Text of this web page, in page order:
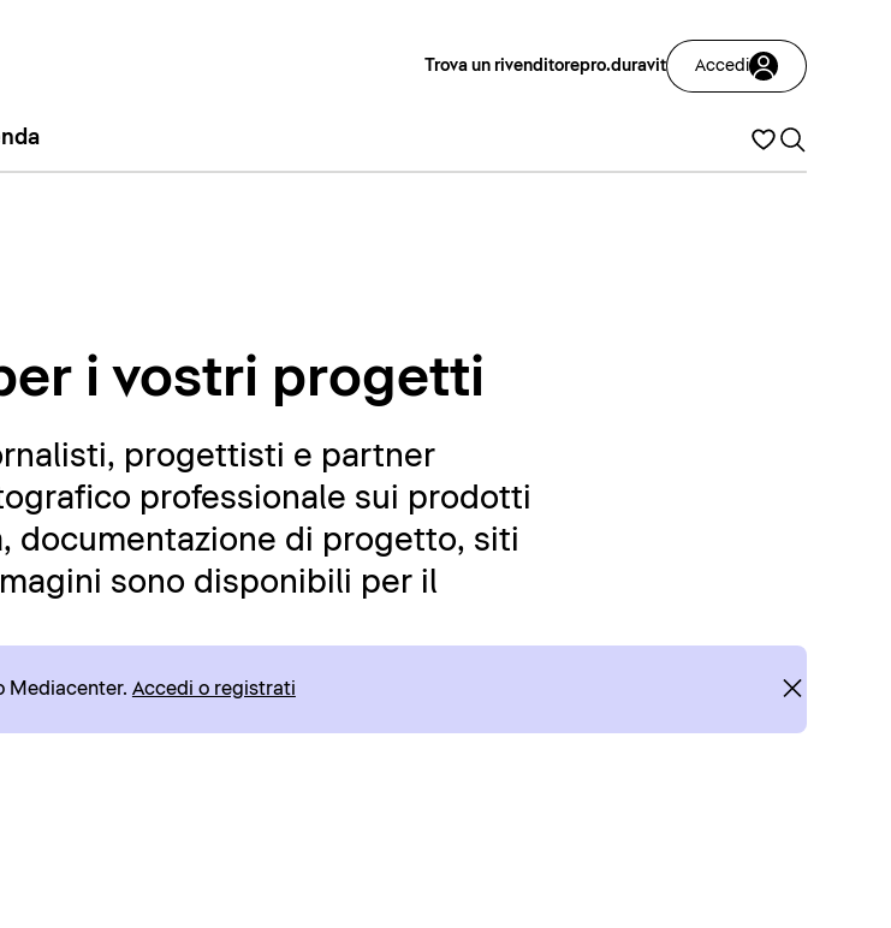
Trova un rivenditorepro.duravit Accedi
i vostri progetti
progettisti e partner
professionale sui prodotti
documentazione di progetto, siti
sono disponibili per il
Mediacenter. Accedi o registrati